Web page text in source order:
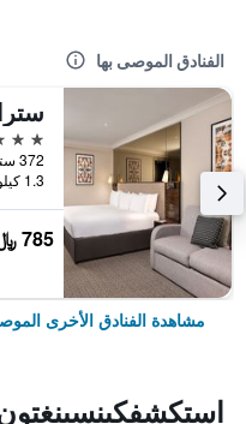
الفنادق الموصى بها
4 نجوم
1.3 كيلومتر عن وسط المدينة
785 ﷼
مشاهدة الفنادق الأخرى